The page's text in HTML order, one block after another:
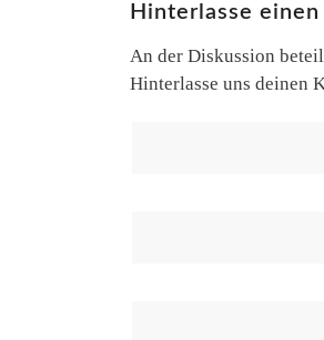
Hinterlasse
An der Diskussion
Hinterlasse uns deinen